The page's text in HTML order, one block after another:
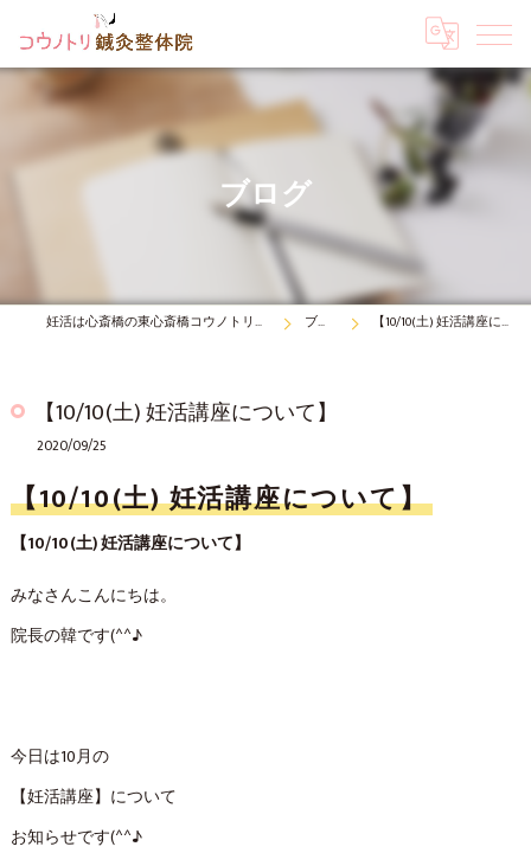
ブログ
妊活は心斎橋の東心斎橋コウノトリ鍼灸整体院 ブログ 【10/10(土) 妊活講座について】
【10/10(土) 妊活講座について】
2020/09/25
【10/10(土) 妊活講座について】
【10/10(土) 妊活講座について】
みなさんこんにちは。
院長の韓です(^^♪
今日は10月の
【妊活講座】について
お知らせです(^^♪